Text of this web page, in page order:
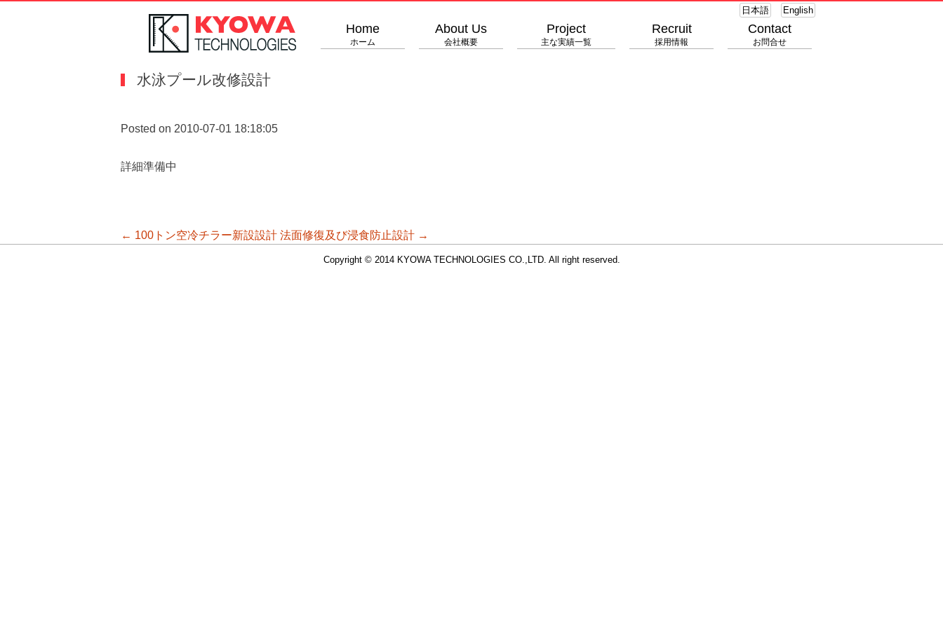
日本語 English
Home
ホーム
About Us
会社概要
Project
主な実績一覧
Recruit
採用情報
Contact
お問合せ
水泳プール改修設計
Posted on 2010-07-01 18:18:05
詳細準備中
投
← 100トン空冷チラー新設設計 法面修復及び浸食防止設計 →
Copyright © 2014 KYOWA TECHNOLOGIES CO.,LTD. All right reserved.